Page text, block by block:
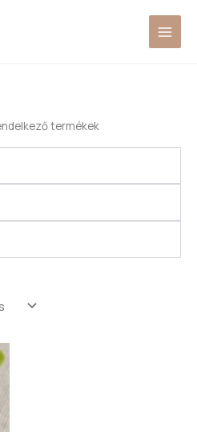
termékek